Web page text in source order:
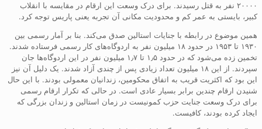
۲۰۰۰۰ نفر به قتل رسیدند. برای درک وسعت این ارقام در مقایسه با انقلاب
کبیر، بایستی به عمر کم و محدودیت مکانی آن تجربه یعنی پاریس توجه کرد.
همین موضوع در رابطه با جنایات استالین صدق می‌کند. بنا بر آمار رسمی بین
۱۹۳۰ تا ۱۹۵۳ در حدود ۱۸ میلیون نفر به اردوگاه‌های کار رسمی فرستاده شدند.
تخمین زده می‌شود که در حدود ۱٫۵ تا ۱٫۷ میلیون نفر در این اردوگاه‌ها جان
سپردند. از این ۱۸ میلیون تعداد زیادی پس از چندی آزاد شدند. یک دلیل آن نیز
این بود که اکثریت قریب به اتفاق محکومین، زندانیان معمولی بودند. با این حال
شنیدن ارقام چندین برابر بسیار عادی است. در حالی که تکرار ارقام رسمی
برای درک وسعت جنایت حزب کمونیست در زمان استالین و زندان بزرگی که
ایجاد کرده بودند، کافیست.